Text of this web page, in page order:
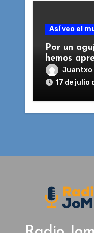
Así veo el
Por un
hemos
curso?
alemán.
Juantxo
17 de julio